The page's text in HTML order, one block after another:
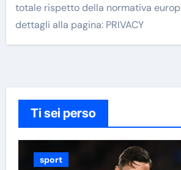
totale rispetto della normativa
dettagli alla pagina: PRIVACY
Ti sei perso
sport